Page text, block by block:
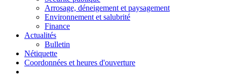
Arrosage, déneigement et paysagement
Environnement et salubrité
Finance
Actualités
Bulletin
Nétiquette
Coordonnées et heures d'ouverture